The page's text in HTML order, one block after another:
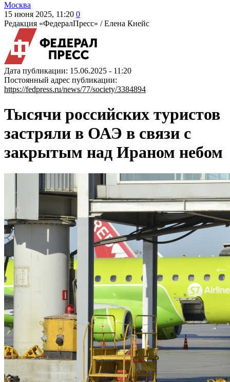
Москва
15 июня 2025, 11:20 0
Редакция «ФедералПресс» /Елена Кнейс
Дата публикации: 15.06.2025 - 11:20
Постоянный адрес публикации:
https://fedpress.ru/news/77/society/3384894
Тысячи российских туристов
застряли в ОАЭ в связи с
закрытым над Ираном небом